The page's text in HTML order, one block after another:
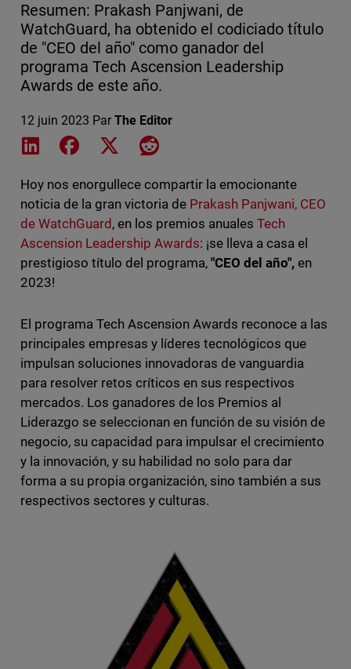
Resumen: Prakash Panjwani, de
WatchGuard, ha obtenido el codiciado título
de "CEO del año" como ganador del
programa Tech Ascension Leadership
Awards de este año.
12 juin 2023 Par The Editor
Share on LinkedIn
Share on Facebook
Share on XShare on Reddit
Hoy nos enorgullece compartir la emocionante
noticia de la gran victoria de Prakash Panjwani, CEO
de WatchGuard , en los premios anualesTech
Ascension Leadership Awards: ¡se lleva a casa el
prestigioso título del programa,"CEO del año", en
2023!
El programa Tech Ascension Awards reconoce a las
principales empresas y líderes tecnológicos que
impulsan soluciones innovadoras de vanguardia
para resolver retos críticos en sus respectivos
mercados. Los ganadores de los Premios al
Liderazgo se seleccionan en función de su visión de
negocio, su capacidad para impulsar el crecimiento
y la innovación, y su habilidad no solo para dar
forma a su propia organización, sino también a sus
respectivos sectores y culturas.